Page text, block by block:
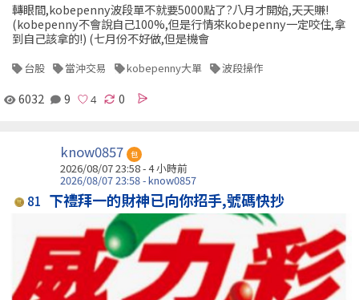
轉眼間,kobepenny波段單不就要5000點了?八月才開始,天天賺!
(kobepenny不會說自己100%,但是行情來kobepenny一定咬住,拿
到自己該拿的!) (七月份不好做,但是機會
台股 當沖交易 kobepenny大單 波段操作
6032 9 0
know0857 包
2026/08/07 23:58 -4 小時前
2026/08/07 23:58 - know0857
81 下禮拜一的財神已向你招手,號碼快抄